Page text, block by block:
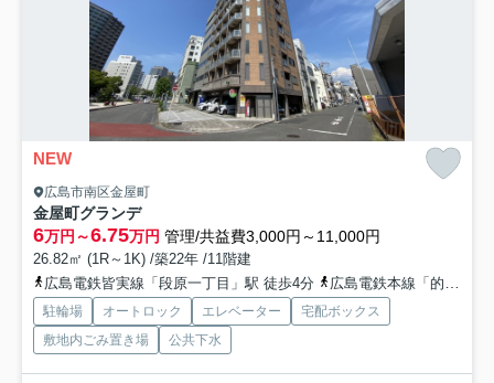
NEW
広島市南区金屋町
金屋町グランデ
6万円～6.75万円 管理/共益費3,000円～11,000円
26.82㎡ (1R～1K) /築22年 /11階建
広島電鉄皆実線「段原一丁目」駅 徒歩4分
広島電鉄本線「的場町」駅 徒歩6分
駐輪場 オートロック エレベーター
宅配ボックス
敷地内ごみ置き場
公共下水